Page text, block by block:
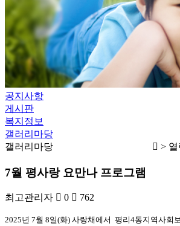
공지사항
게시판
복지정보
갤러리마당
>
갤러리마당
7월 평사랑 요만나 프로그램
최고관리자 0 762
2025년 7월 8일(화) 사랑채에서 평리4동지역사회